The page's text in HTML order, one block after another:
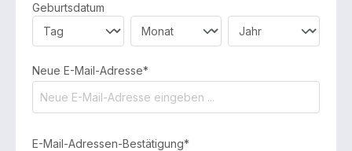
Geburtsdatum
Neue E-Mail-Adresse*
E-Mail-Adressen-Bestätigung*